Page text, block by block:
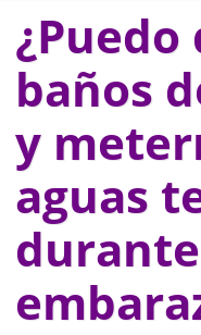
baños
y
aguas